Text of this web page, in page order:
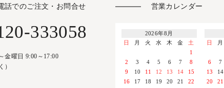
話でのご注文・お問合せ
333058
金曜日 9:00～17:00
）
営業カレンダー
2026年8月
日
月 火 水 木 金
土
1
2
3 4 5 6 7
8
9
10 11 12 13 14
15
16
17 18 19 20 21 22
日
月
6
7
13
14
20
21